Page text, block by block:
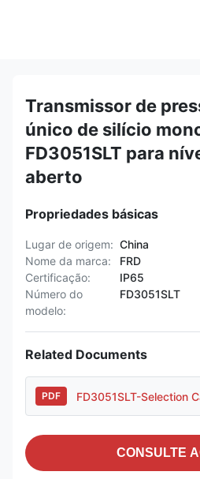
Transmissor de
único de silício
FD3051SLT para
aberto
Propriedades básicas
Lugar de origem: China
Nome da marca:
FRD
Certificação:
IP65
Número do
modelo:
FD3051SLT
Related Documents
PDF FD3051SLT-Selection
CONSULTE